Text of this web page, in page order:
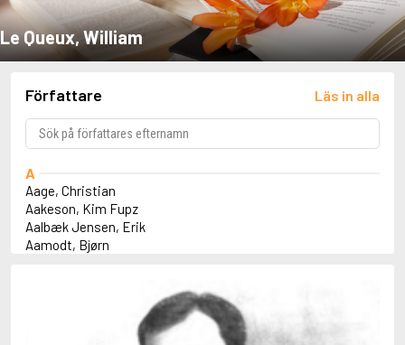
Le Queux, William
Författare Läs in alla
A
Aage, Christian
Aakeson, Kim Fupz
Aalbæk Jensen, Erik
Aamodt, Bjørn